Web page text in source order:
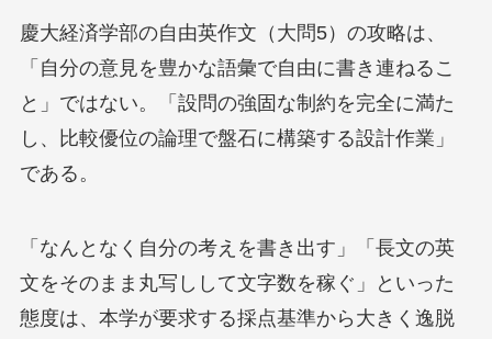
慶大経済学部の自由英作文（大問5）の攻略は、
「自分の意見を豊かな語彙で自由に書き連ねるこ
と」ではない。「設問の強固な制約を完全に満た
し、比較優位の論理で盤石に構築する設計作業」
である。
「なんとなく自分の考えを書き出す」「長文の英
文をそのまま丸写しして文字数を稼ぐ」といった
態度は、本学が要求する採点基準から大きく逸脱